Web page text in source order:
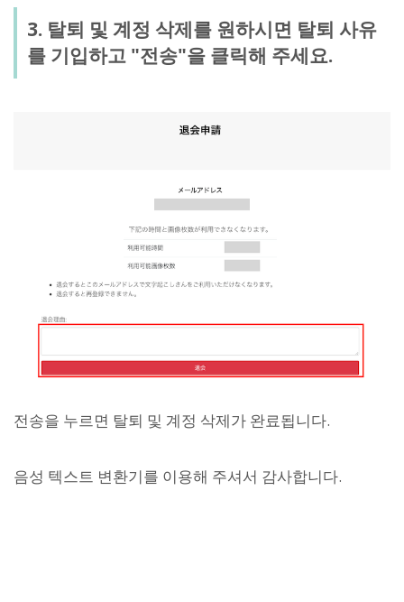
3. 탈퇴 및 계정 삭제를 원하시면 탈퇴 사유
를 기입하고 "전송"을 클릭해 주세요.
전송을 누르면 탈퇴 및 계정 삭제가 완료됩니다.
음성 텍스트 변환기를 이용해 주셔서 감사합니다.